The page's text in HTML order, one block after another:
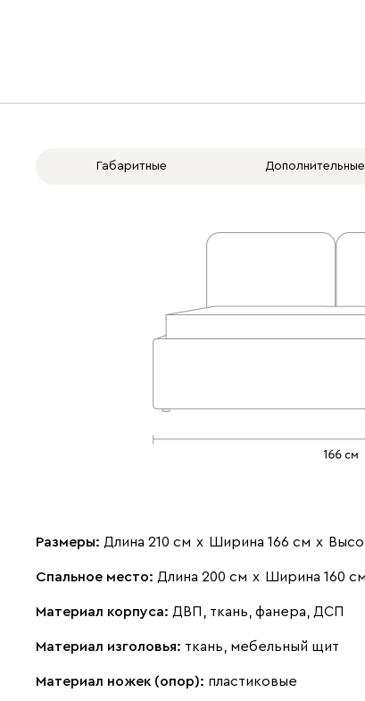
Габаритные Дополнительные
Размеры: Длина 210 см х Ширина 166 см х
Спальное место: Длина 200 см х Ширина 160 см
Материал корпуса: ДВП, ткань, фанера, ДСП
Материал изголовья: ткань, мебельный щит
Материал ножек (опор): пластиковые